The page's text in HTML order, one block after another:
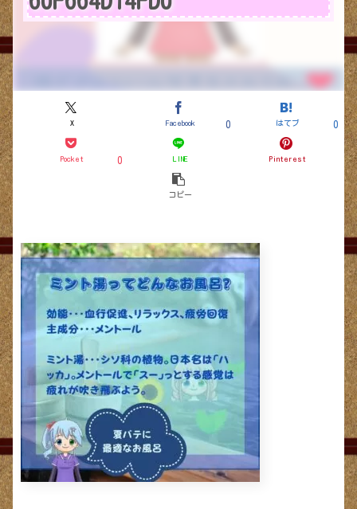
X Facebook 0 はてブ 0
Pocket 0 LINE Pinterest
コピー